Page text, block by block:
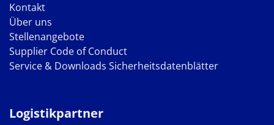
Kontakt
Über uns
Stellenangebote
Supplier Code of Conduct
Service & Downloads Sicherheitsdatenblätter
Logistikpartner